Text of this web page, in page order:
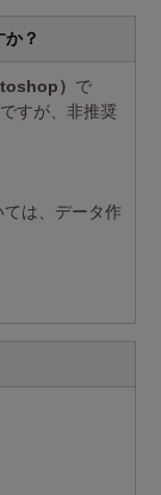
？
） で
すが、非推奨
ては、データ作